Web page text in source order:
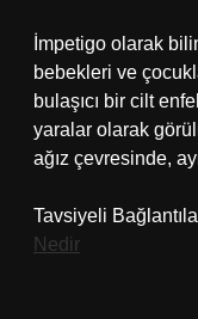
İmpetigo olarak
bebekleri ve
bulaşıcı bir cilt
yaralar olarak
ağız çevresinde,
Tavsiyeli
Nedir